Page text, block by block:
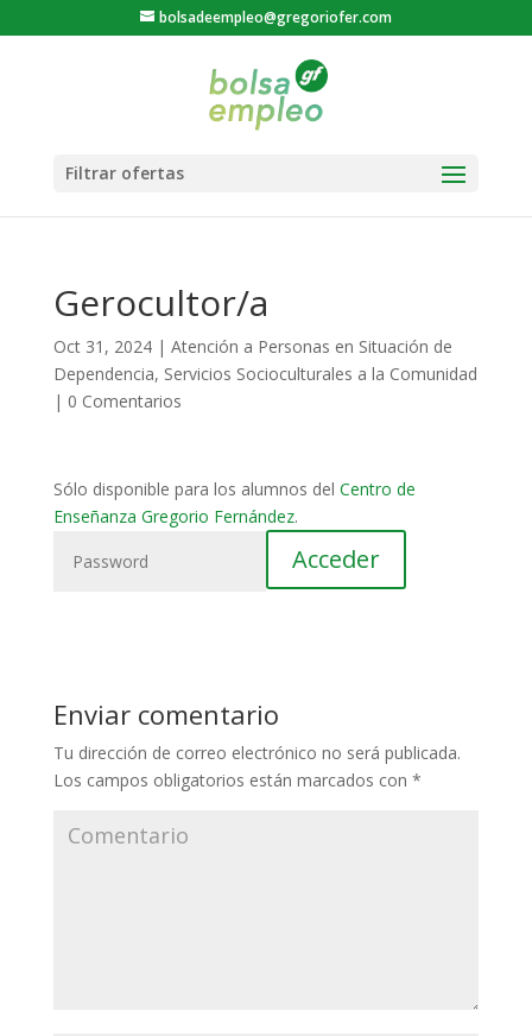
bolsadeempleo@gregoriofer.com
Gerocultor/a
Oct 31, 2024| Atención a Personas en Situación de
Dependencia, Servicios Socioculturales a la Comunidad
| 0 Comentarios
Sólo disponible para los alumnos del Centro de
Enseñanza Gregorio Fernández.
Enviar comentario
Tu dirección de correo electrónico no será publicada.
Los campos obligatorios están marcados con *